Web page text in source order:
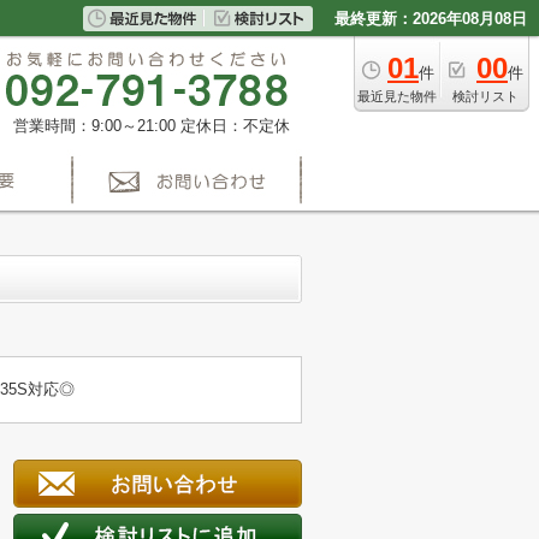
最終更新：2026年08月08日
01件
最近見た物件
00件
検討リスト
営業時間：9:00～21:00 定休日：不定休
対応◎